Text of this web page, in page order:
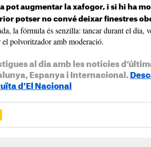
pot augmentar la xafogor, i si hi ha
potser no convé deixar finestres
la fórmula és senzilla: tancar durant el dia,
el polvoritzador amb moderació.
al dia amb les notícies
Espanya i Internacional.
d’El Nacional